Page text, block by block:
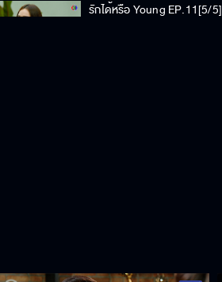
รักได้หรือ Young EP.11[5/5]